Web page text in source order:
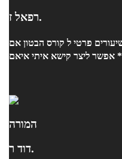
רפאל ז.
פרטי ל קורס הבטון אם
המורה
דוד ר.